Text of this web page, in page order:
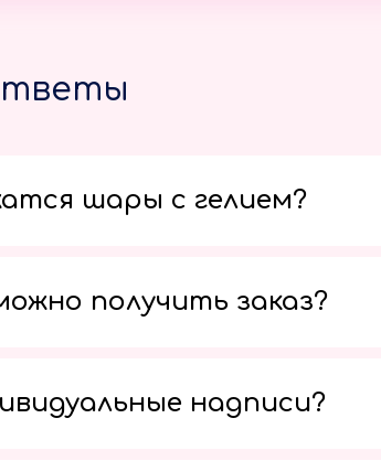
шары с гелием?
получить заказ?
надписи?